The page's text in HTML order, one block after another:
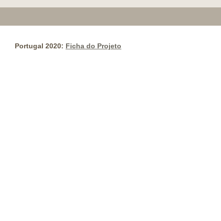
Portugal 2020: Ficha do Projeto